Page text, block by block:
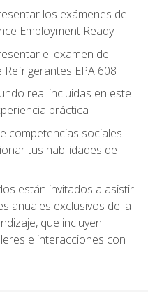
los exámenes de
Employment Ready
el examen de
EPA 608
real incluidas en este
práctica
competencias sociales
tus habilidades de
están invitados a asistir
anuales exclusivos de la
que incluyen
e interacciones con